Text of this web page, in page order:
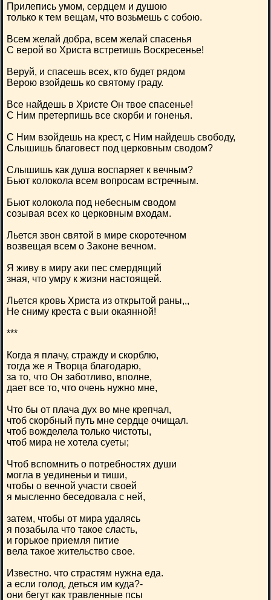
Прилепись умом, сердцем и душою
только к тем вещам, что возьмешь с собою.
Всем желай добра, всем желай спасенья
С верой во Христа встретишь Воскресенье!
Веруй, и спасешь всех, кто будет рядом
Верою взойдешь ко святому граду.
Все найдешь в Христе Он твое спасенье!
С Ним претерпишь все скорби и гоненья.
С Ним взойдешь на крест, с Ним найдешь свободу,
Слышишь благовест под церковным сводом?
Слышишь как душа воспаряет к вечным?
Бьют колокола всем вопросам встречным.
Бьют колокола под небесным сводом
созывая всех ко церковным входам.
Льется звон святой в мире скоротечном
возвещая всем о Законе вечном.
Я живу в миру аки пес смердящий
зная, что умру к жизни настоящей.
Льется кровь Христа из открытой раны,,,
Не сниму креста с выи окаянной!
***
Когда я плачу, стражду и скорблю,
тогда же я Творца благодарю,
за то, что Он заботливо, вполне,
дает все то, что очень нужно мне,
Что бы от плача дух во мне крепчал,
чтоб скорбный путь мне сердце очищал.
чтоб вожделела только чистоты,
чтоб мира не хотела суеты;
Чтоб вспомнить о потребностях души
могла в уединеньи и тиши,
чтобы о вечной участи своей
я мысленно беседовала с ней,
затем, чтобы от мира удалясь
я позабыла что такое сласть,
и горькое приемля питие
вела такое жительство свое.
Известно. что страстям нужна еда.
а если голод, деться им куда?-
они бегут как травленные псы